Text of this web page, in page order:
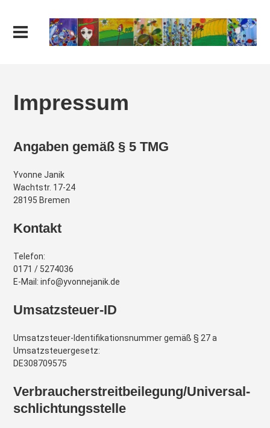
Impressum
Angaben gemäß § 5 TMG
Yvonne Janik
Wachtstr. 17-24
28195 Bremen
Kontakt
Telefon:
0171 / 5274036
E-Mail:info@yvonnejanik.de
Umsatzsteuer-ID
Umsatzsteuer-Identifikationsnummer gemäß § 27 a
Umsatzsteuergesetz:
DE308709575
Verbraucher­streit­beilegung/Universal­
schlichtungs­stelle